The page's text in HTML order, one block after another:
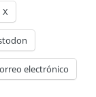
X
electrónico